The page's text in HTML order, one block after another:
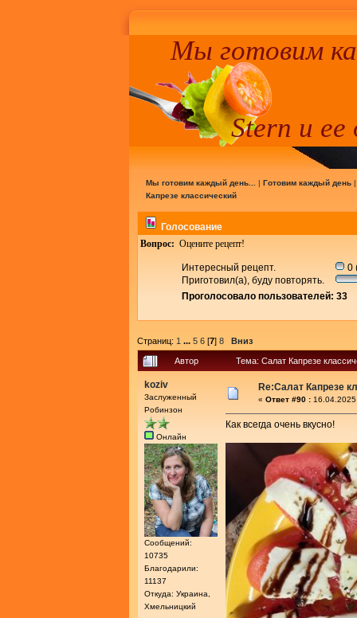
Мы готовим
Stern и ее
Мы готовим каждый день... | Готовим каждый день
Капрезе классический
Голосование
Вопрос: Оцените рецепт!
Интересный рецепт.
0
Приготовил(а), буду повторять.
Проголосовало пользователей: 33
Страниц: 1 ... 5 6 [7] 8 Вниз
Автор Тема: Салат Капрезе
koziv
Заслуженный
Робинзон
Онлайн
Сообщений:
10735
Благодарили:
11137
Откуда: Украина,
Хмельницкий
Re:Салат Капрезе
« Ответ #90 :
Как всегда очень вкусно!